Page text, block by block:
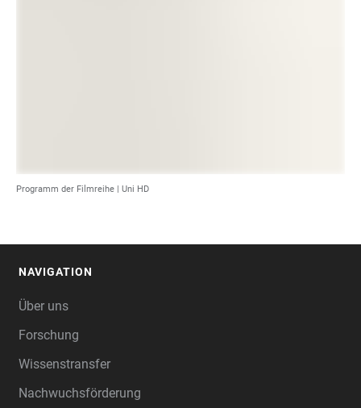
Programm der Filmreihe | Uni HD
NAVIGATION
Über uns
Forschung
Wissenstransfer
Nachwuchsförderung